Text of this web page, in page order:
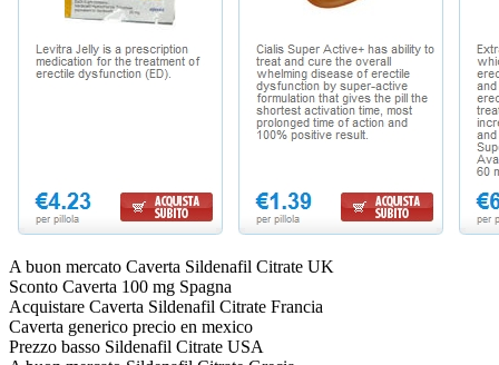
A buon mercato Caverta Sildenafil Citrate UK
Sconto Caverta 100 mg Spagna
Acquistare Caverta Sildenafil Citrate Francia
Caverta generico precio en mexico
Prezzo basso Sildenafil Citrate USA